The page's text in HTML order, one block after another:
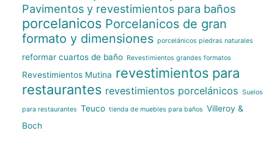
Pavimentos y revestimientos para baños
porcelanicos Porcelanicos de gran
formato y dimensiones porcelánicos piedras naturales
reformar cuartos de baño Revestimientos grandes formatos
Revestimientos Mutina revestimientos para
restaurantes revestimientos porcelánicos Suelos
para restaurantes Teuco tienda de muebles para baños Villeroy &
Boch